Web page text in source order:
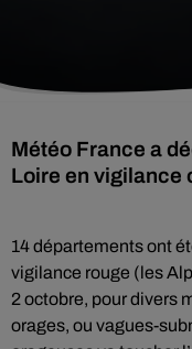
Météo France a
Loire en vigilance
14 départements ont
vigilance rouge (les
2 octobre, pour divers
orages, ou vagues-